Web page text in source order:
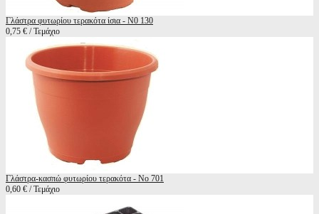
Γλάστρα φυτωρίου τερακότα ίσια - Ν0 130
0,75 € / Τεμάχιο
Γλάστρα-κασπώ φυτωρίου τερακότα - Νο 701
0,60 € / Τεμάχιο